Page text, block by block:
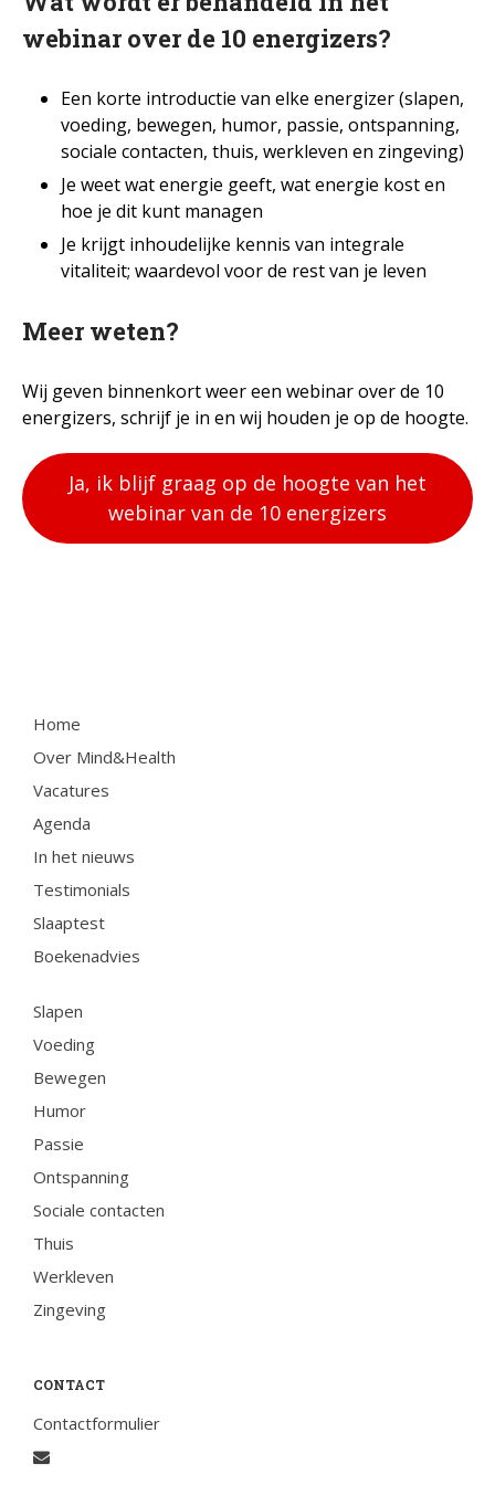
webinar over de 10 energizers?
Een korte introductie van elke energizer (slapen,
voeding, bewegen, humor, passie, ontspanning,
sociale contacten, thuis, werkleven en zingeving)
Je weet wat energie geeft, wat energie kost en
hoe je dit kunt managen
Je krijgt inhoudelijke kennis van integrale
vitaliteit; waardevol voor de rest van je leven
Meer weten?
Wij geven binnenkort weer een webinar over de 10
energizers, schrijf je in en wij houden je op de hoogte.
Ja, ik blijf graag op de hoogte van het
webinar van de 10 energizers
Home
Over Mind&Health
Vacatures
Agenda
In het nieuws
Testimonials
Slaaptest
Boekenadvies
Slapen
Voeding
Bewegen
Humor
Passie
Ontspanning
Sociale contacten
Thuis
Werkleven
Zingeving
CONTACT
Contactformulier